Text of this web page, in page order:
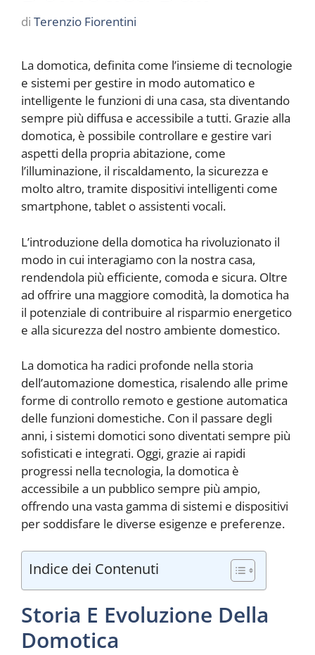
di Terenzio Fiorentini
La domotica, definita come l’insieme di tecnologie
e sistemi per gestire in modo automatico e
intelligente le funzioni di una casa, sta diventando
sempre più diffusa e accessibile a tutti. Grazie alla
domotica, è possibile controllare e gestire vari
aspetti della propria abitazione, come
l’illuminazione, il riscaldamento, la sicurezza e
molto altro, tramite dispositivi intelligenti come
smartphone, tablet o assistenti vocali.
L’introduzione della domotica ha rivoluzionato il
modo in cui interagiamo con la nostra casa,
rendendola più efficiente, comoda e sicura. Oltre
ad offrire una maggiore comodità, la domotica ha
il potenziale di contribuire al risparmio energetico
e alla sicurezza del nostro ambiente domestico.
La domotica ha radici profonde nella storia
dell’automazione domestica, risalendo alle prime
forme di controllo remoto e gestione automatica
delle funzioni domestiche. Con il passare degli
anni, i sistemi domotici sono diventati sempre più
sofisticati e integrati. Oggi, grazie ai rapidi
progressi nella tecnologia, la domotica è
accessibile a un pubblico sempre più ampio,
offrendo una vasta gamma di sistemi e dispositivi
per soddisfare le diverse esigenze e preferenze.
Indice dei Contenuti
Storia E Evoluzione Della
Domotica